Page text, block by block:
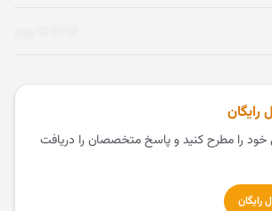
را مطرح کنید و پاسخ متخصصان را دریافت
رایگان